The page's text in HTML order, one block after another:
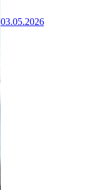
03.05.2026